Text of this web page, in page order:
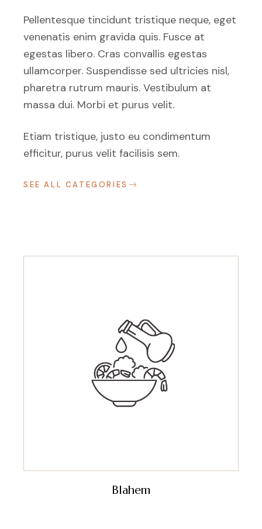
Pellentesque tincidunt tristique neque, eget
venenatis enim gravida quis. Fusce at
egestas libero. Cras convallis egestas
ullamcorper. Suspendisse sed ultricies nisl,
pharetra rutrum mauris. Vestibulum at
massa dui. Morbi et purus velit.
Etiam tristique, justo eu condimentum
efficitur, purus velit facilisis sem.
SEE ALL CATEGORIES
Blahem